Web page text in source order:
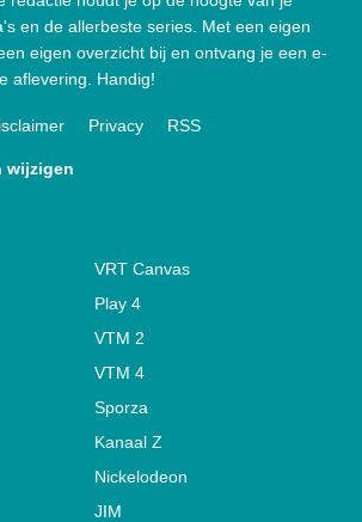
en de allerbeste series. Met een eigen
eigen overzicht bij en ontvang je een e-
aflevering. Handig!
Privacy RSS
wijzigen
VRT Canvas
Play 4
VTM 2
VTM 4
Sporza
Kanaal Z
Nickelodeon
JIM